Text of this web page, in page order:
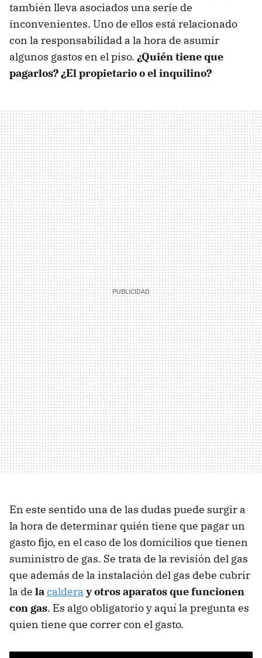
también lleva asociados una serie de
inconvenientes. Uno de ellos está relacionado
con la responsabilidad a la hora de asumir
algunos gastos en el piso. ¿Quién tiene que
pagarlos? ¿El propietario o el inquilino?
En este sentido una de las dudas puede surgir a
la hora de determinar quién tiene que pagar un
gasto fijo, en el caso de los domicilios que tienen
suministro de gas. Se trata de la revisión del gas
que además de la instalación del gas debe cubrir
la de lacaldera y otros aparatos que funcionen
con gas. Es algo obligatorio y aquí la pregunta es
quien tiene que correr con el gasto.